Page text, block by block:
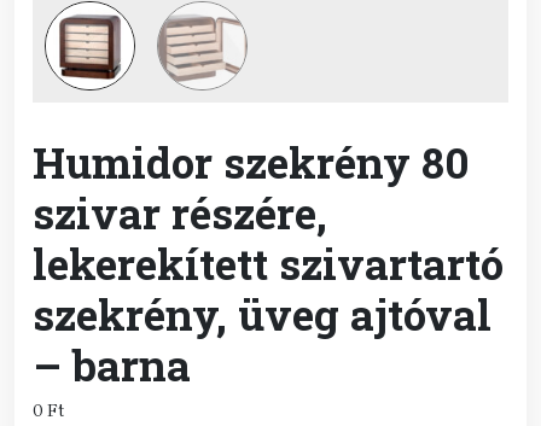
Humidor szekrény 80
szivar részére,
lekerekített szivartartó
szekrény, üveg ajtóval
– barna
0 Ft